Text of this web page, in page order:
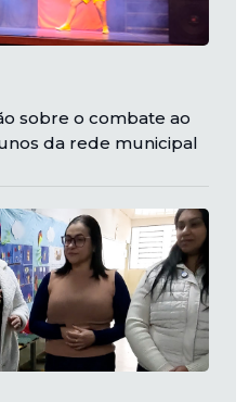
sobre o combate ao
da rede municipal